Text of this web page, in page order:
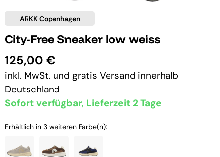
ARKK Copenhagen
City-Free Sneaker low weiss
125,00 €
inkl. MwSt. und gratis Versand innerhalb
Deutschland
Sofort verfügbar, Lieferzeit 2 Tage
Erhältlich in 3 weiteren Farbe(n):